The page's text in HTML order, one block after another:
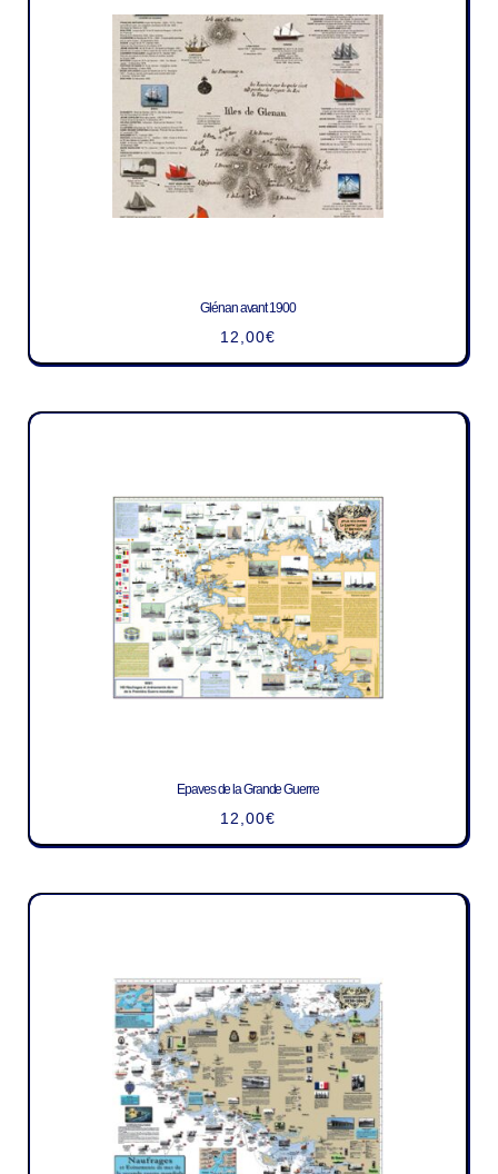
Glénan avant 1900
12,00€
Epaves de la Grande Guerre
12,00€